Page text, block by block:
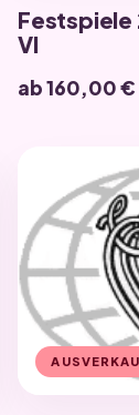
Festspiele
VI
ab 160,00 €